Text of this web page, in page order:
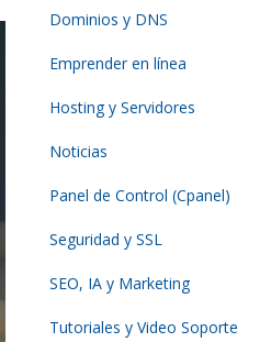
Dominios y DNS
Emprender en línea
Hosting y Servidores
Noticias
Panel de Control (Cpanel)
Seguridad y SSL
SEO, IA y Marketing
Tutoriales y Video Soporte